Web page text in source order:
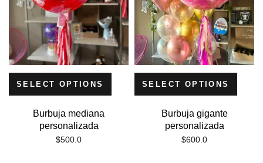
SELECT OPTIONS
Burbuja mediana
personalizada
$500.0
SELECT OPTIONS
Burbuja gigante
personalizada
$600.0